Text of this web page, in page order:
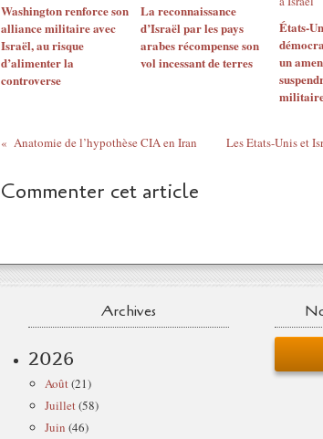
Washington renforce son
alliance militaire avec
Israël, au risque
d’alimenter la
controverse
La reconnaissance
d’Israël par les pays
arabes récompense son
vol incessant de terres
États-
un
Anatomie de l’hypothèse CIA en Iran Les Etats-Unis et
Commenter cet article
Archives
2026
Août(21)
Juillet(58)
Juin (46)